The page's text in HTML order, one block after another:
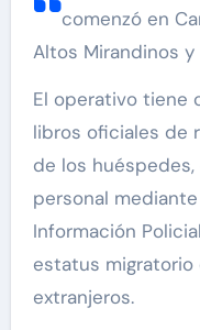
comenzó en
Altos Mirandinos y
El operativo tiene
libros oficiales de
de los
personal
Información
estatus
extranjeros.